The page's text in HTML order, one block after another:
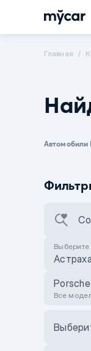
Главная
Автомобили
Выберите
Porsche
Все